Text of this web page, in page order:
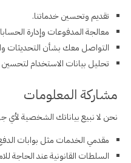
تقديم وتحسين خدماتنا.
معالجة المدفوعات وإدارة
التواصل معك بشأن التحديثات
تحليل بيانات الاستخدام
مشاركة المعلومات
نحن لا نبيع بياناتك الشخصية لأي
مقدمي الخدمات مثل بوابات
السلطات القانونية عند الحاجة